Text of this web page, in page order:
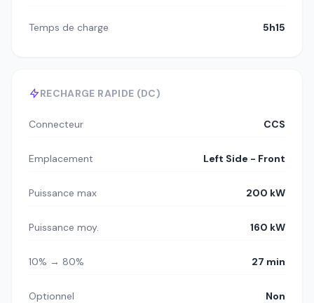
Temps de charge 5h15
RECHARGE RAPIDE (DC)
Connecteur CCS
Emplacement Left Side - Front
Puissance max 200 kW
Puissance moy. 160 kW
10% → 80% 27 min
Optionnel Non